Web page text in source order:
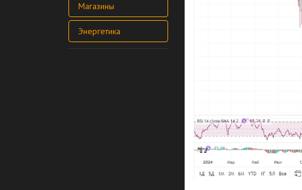
Магазины
Энергетика